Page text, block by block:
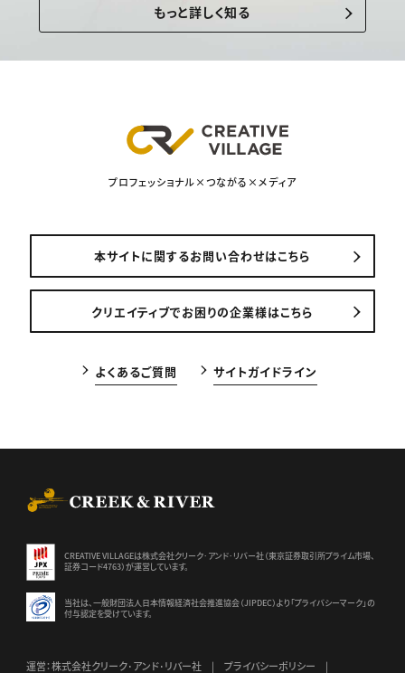
もっと詳しく知る
プロフェッショナル×つながる×メディア
本サイトに関するお問い合わせはこちら
クリエイティブでお困りの企業様はこちら
よくあるご質問 サイトガイドライン
CREATIVE VILLAGEは株式会社クリーク･アンド･リバー社（東京証券取引所プライム市場、
証券コード4763）が運営しています。
当社は、一般財団法人日本情報経済社会推進協会（JIPDEC）より 「プライバシーマーク」の
付与認定を受けています。
運営：株式会社クリーク･アンド･リバー社 プライバシーポリシー